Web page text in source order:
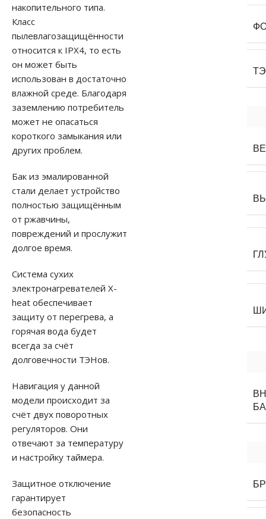
накопительного типа.
Класс
пылевлагозащищённости
относится к IPX4, то есть
он может быть
использован в достаточно
влажной среде. Благодаря
заземлению потребитель
может не опасаться
короткого замыкания или
других проблем.
Бак из эмалированной
стали делает устройство
полностью защищённым
от ржавчины,
повреждений и прослужит
долгое время.
Система сухих
электронагревателей X-
heat обеспечивает
защиту от перегрева, а
горячая вода будет
всегда за счёт
долговечности ТЭНов.
Навигация у данной
модели происходит за
счёт двух поворотных
регуляторов. Они
отвечают за температуру
и настройку таймера.
Защитное отключение
гарантирует
безопасность